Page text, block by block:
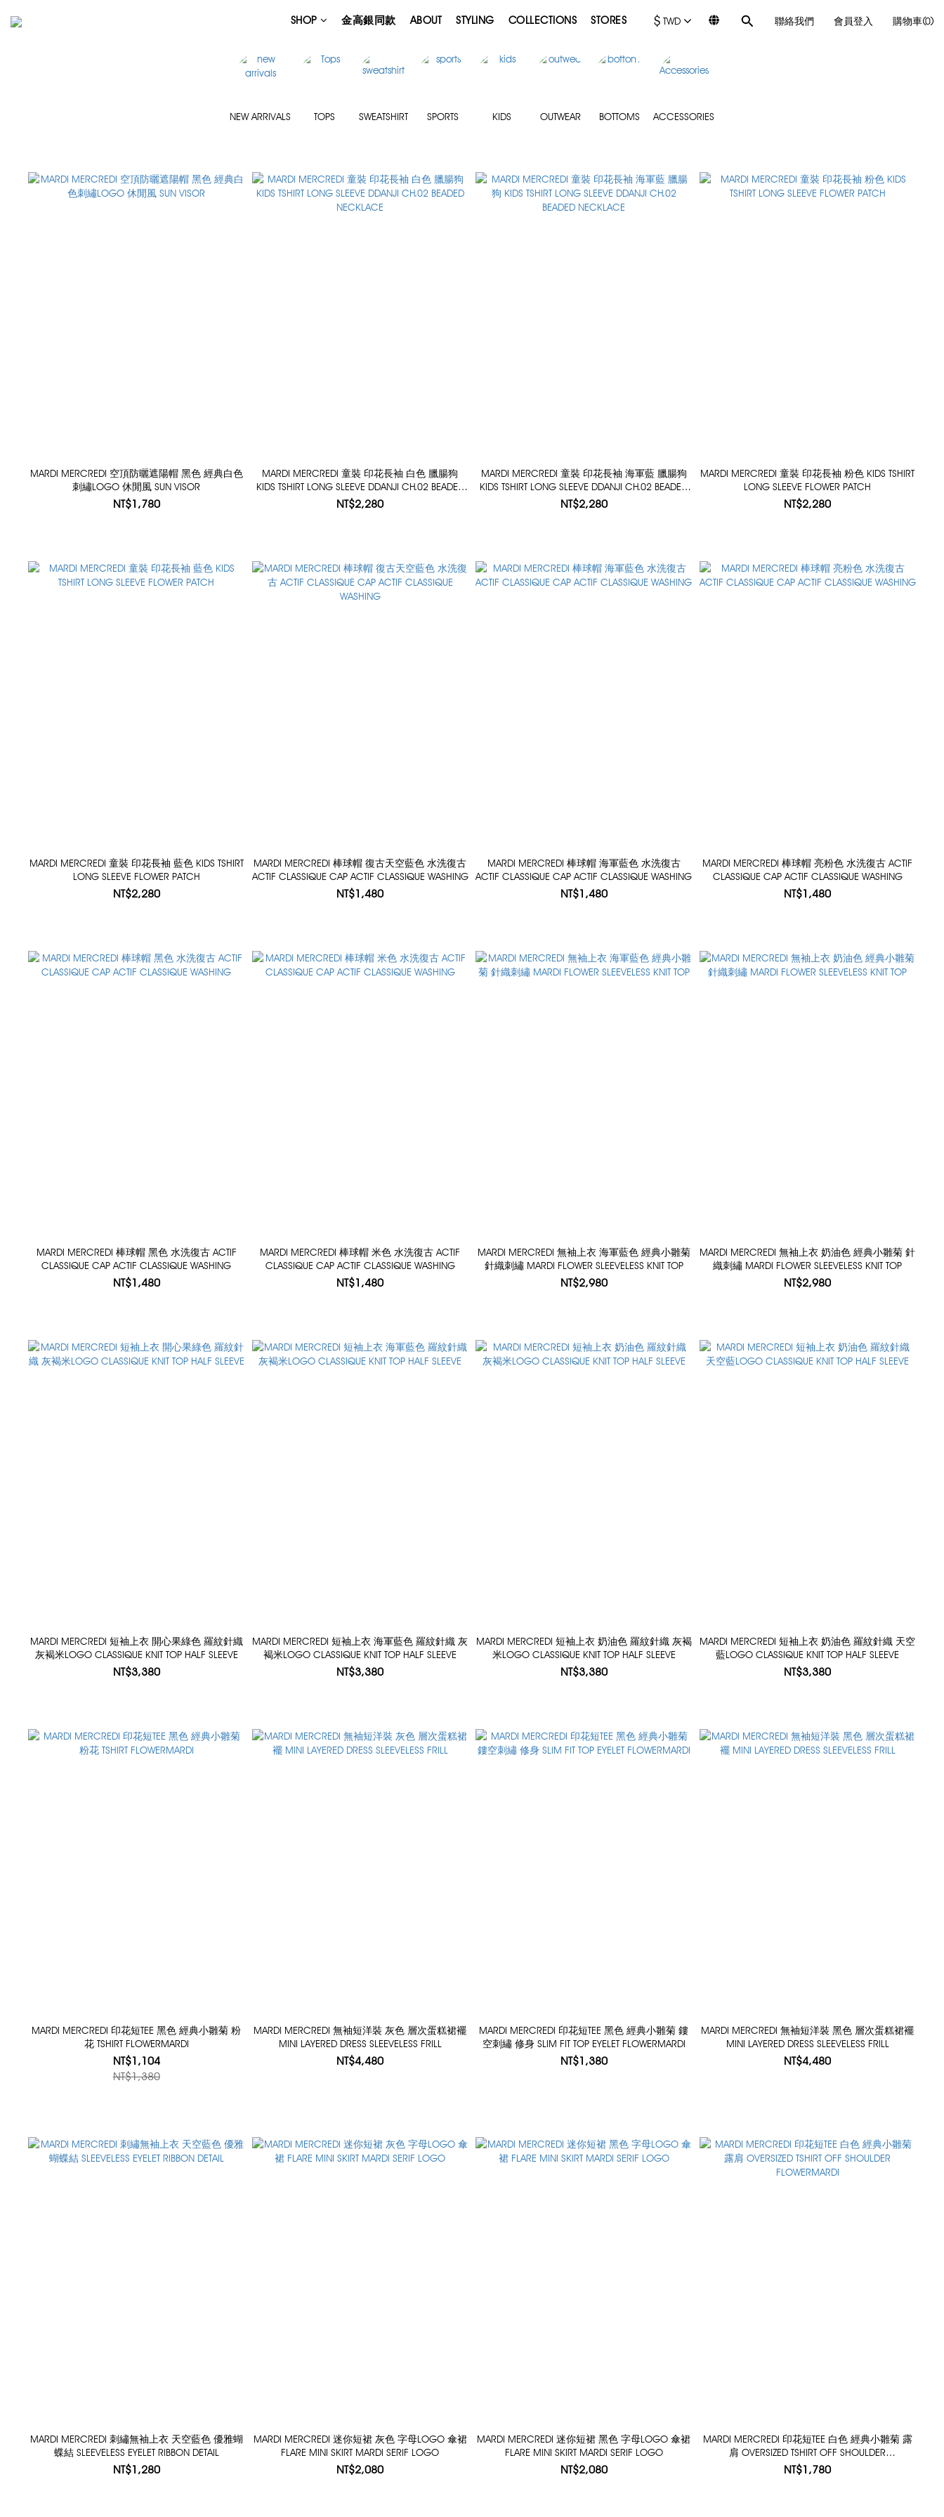
$ TWD 聯絡我們 會員登入 購物車(0)
SHOP 金高銀同款 ABOUT STYLING COLLECTIONS STORES
NEW ARRIVALS TOPS SWEATSHIRT SPORTS KIDS OUTWEAR BOTTOMS ACCESSORIES
MARDI MERCREDI 空頂防曬遮陽帽 黑色 經典白色
刺繡LOGO 休閒風 SUN VISOR
NT$1,780
MARDI MERCREDI 童裝 印花長袖 白色 臘腸狗
KIDS TSHIRT LONG SLEEVE DDANJI CH.02 BEADED
NECKLACE
NT$2,280
MARDI MERCREDI 童裝 印花長袖 海軍藍 臘腸狗
KIDS TSHIRT LONG SLEEVE DDANJI CH.02 BEADED
NECKLACE
NT$2,280
MARDI MERCREDI 童裝 印花長袖 粉色 KIDS TSHIRT
LONG SLEEVE FLOWER PATCH
NT$2,280
MARDI MERCREDI 童裝 印花長袖 藍色 KIDS TSHIRT
LONG SLEEVE FLOWER PATCH
NT$2,280
MARDI MERCREDI 棒球帽 復古天空藍色 水洗復古
ACTIF CLASSIQUE CAP ACTIF CLASSIQUE WASHING
NT$1,480
MARDI MERCREDI 棒球帽 海軍藍色 水洗復古
ACTIF CLASSIQUE CAP ACTIF CLASSIQUE WASHING
NT$1,480
MARDI MERCREDI 棒球帽 亮粉色 水洗復古 ACTIF
CLASSIQUE CAP ACTIF CLASSIQUE WASHING
NT$1,480
MARDI MERCREDI 棒球帽 黑色 水洗復古 ACTIF
CLASSIQUE CAP ACTIF CLASSIQUE WASHING
NT$1,480
MARDI MERCREDI 棒球帽 米色 水洗復古 ACTIF
CLASSIQUE CAP ACTIF CLASSIQUE WASHING
NT$1,480
MARDI MERCREDI 無袖上衣 海軍藍色 經典小雛菊
針織刺繡 MARDI FLOWER SLEEVELESS KNIT TOP
NT$2,980
MARDI MERCREDI 無袖上衣 奶油色 經典小雛菊 針
織刺繡 MARDI FLOWER SLEEVELESS KNIT TOP
NT$2,980
MARDI MERCREDI 短袖上衣 開心果綠色 羅紋針織
灰褐米LOGO CLASSIQUE KNIT TOP HALF SLEEVE
NT$3,380
MARDI MERCREDI 短袖上衣 海軍藍色 羅紋針織 灰
褐米LOGO CLASSIQUE KNIT TOP HALF SLEEVE
NT$3,380
MARDI MERCREDI 短袖上衣 奶油色 羅紋針織 灰褐
米LOGO CLASSIQUE KNIT TOP HALF SLEEVE
NT$3,380
MARDI MERCREDI 短袖上衣 奶油色 羅紋針織 天空
藍LOGO CLASSIQUE KNIT TOP HALF SLEEVE
NT$3,380
MARDI MERCREDI 印花短TEE 黑色 經典小雛菊 粉
花 TSHIRT FLOWERMARDI
NT$1,104
NT$1,380
MARDI MERCREDI 無袖短洋裝 灰色 層次蛋糕裙襬
MINI LAYERED DRESS SLEEVELESS FRILL
NT$4,480
MARDI MERCREDI 印花短TEE 黑色 經典小雛菊 鏤
空刺繡 修身 SLIM FIT TOP EYELET FLOWERMARDI
NT$1,380
MARDI MERCREDI 無袖短洋裝 黑色 層次蛋糕裙襬
MINI LAYERED DRESS SLEEVELESS FRILL
NT$4,480
MARDI MERCREDI 刺繡無袖上衣 天空藍色 優雅蝴
蝶結 SLEEVELESS EYELET RIBBON DETAIL
NT$1,280
MARDI MERCREDI 迷你短裙 灰色 字母LOGO 傘裙
FLARE MINI SKIRT MARDI SERIF LOGO
NT$2,080
MARDI MERCREDI 迷你短裙 黑色 字母LOGO 傘裙
FLARE MINI SKIRT MARDI SERIF LOGO
NT$2,080
MARDI MERCREDI 印花短TEE 白色 經典小雛菊 露
肩 OVERSIZED TSHIRT OFF SHOULDER
FLOWERMARDI
NT$1,780